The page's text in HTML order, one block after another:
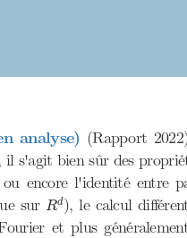
analyse) (Rapport
bien sûr des
encore l'identité entre
surRd
Rd), le calcul
et plus